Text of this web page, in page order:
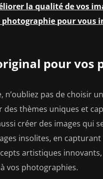
la qualité de vos
photographie pour vous
pour vos
pas de choisir
thèmes uniques et
créer des images qui
insolites, en
artistiques
vos photographies.